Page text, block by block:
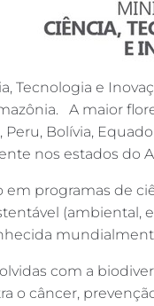
Tecnologia e
A maior
Peru, Bolívia,
nos estados do
em programas de
(ambiental,
com a
o câncer,